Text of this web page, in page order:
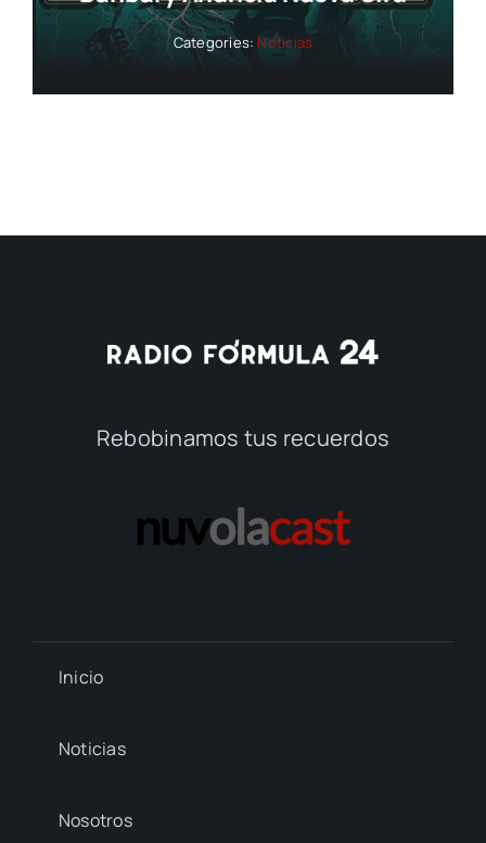
Categories: Noticias
Rebobinamos tus recuerdos
Inicio
Noticias
Nosotros